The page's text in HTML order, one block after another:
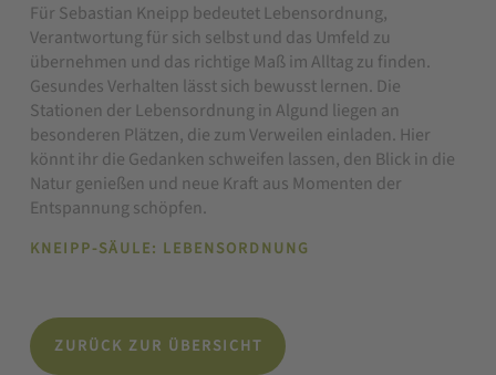
Für Sebastian Kneipp bedeutet Lebensordnung,
Verantwortung für sich selbst und das Umfeld zu
übernehmen und das richtige Maß im Alltag zu finden.
Gesundes Verhalten lässt sich bewusst lernen. Die
Stationen der Lebensordnung in Algund liegen an
besonderen Plätzen, die zum Verweilen einladen. Hier
könnt ihr die Gedanken schweifen lassen, den Blick in die
Natur genießen und neue Kraft aus Momenten der
Entspannung schöpfen.
KNEIPP-SÄULE: LEBENSORDNUNG
ZURÜCK ZUR ÜBERSICHT